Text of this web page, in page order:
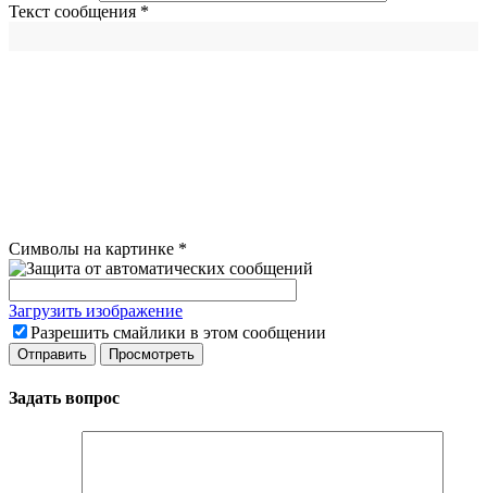
Текст сообщения *
Символы на картинке *
Загрузить изображение
Разрешить смайлики в этом сообщении
Задать вопрос